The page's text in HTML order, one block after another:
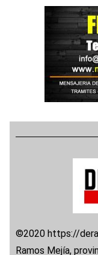
©2020 https://
Ramos Mejía,